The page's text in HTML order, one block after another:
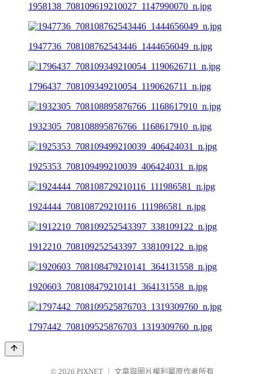
1958138_708109619210027_1147990070_n.jpg
1947736_708108762543446_1444656049_n.jpg
1796437_708109349210054_1190626711_n.jpg
1932305_708108895876766_1168617910_n.jpg
1925353_708109499210039_406424031_n.jpg
1924444_708108729210116_111986581_n.jpg
1912210_708109252543397_338109122_n.jpg
1920603_708108479210141_364131558_n.jpg
1797442_708109525876703_1319309760_n.jpg
© 2026 PIXNET 文章與圖片權利屬原作者所有